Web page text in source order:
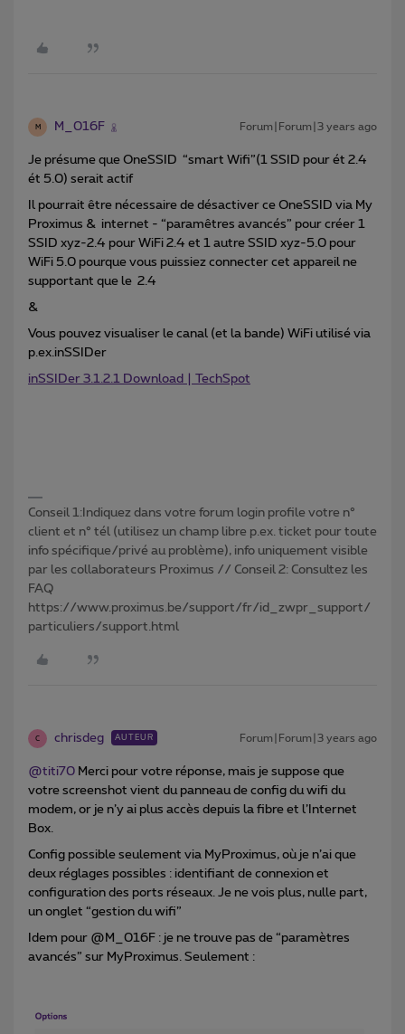
M M_016F Forum|Forum|3 years ago
Je présume que OneSSID “smart Wifi”(1 SSID pour ét 2.4
ét 5.0) serait actif
Il pourrait être nécessaire de désactiver ce OneSSID via My
Proximus & internet - “paramêtres avancés” pour créer 1
SSID xyz-2.4 pour WiFi 2.4 et 1 autre SSID xyz-5.0 pour
WiFi 5.0 pourque vous puissiez connecter cet appareil ne
supportant que le 2.4
&
Vous pouvez visualiser le canal (et la bande) WiFi utilisé via
p.ex.inSSIDer
inSSIDer 3.1.2.1 Download | TechSpot
Conseil 1:Indiquez dans votre forum login profile votre n°
client et n° tél (utilisez un champ libre p.ex. ticket pour toute
info spécifique/privé au problème), info uniquement visible
par les collaborateurs Proximus // Conseil 2: Consultez les
FAQ
https://www.proximus.be/support/fr/id_zwpr_support/
particuliers/support.html
C chrisdeg AUTEUR Forum|Forum|3 years ago
@titi70 Merci pour votre réponse, mais je suppose que
votre screenshot vient du panneau de config du wifi du
modem, or je n’y ai plus accès depuis la fibre et l’Internet
Box.
Config possible seulement via MyProximus, où je n’ai que
deux réglages possibles : identifiant de connexion et
configuration des ports réseaux. Je ne vois plus, nulle part,
un onglet “gestion du wifi”
Idem pour @M_016F : je ne trouve pas de “paramètres
avancés” sur MyProximus. Seulement :